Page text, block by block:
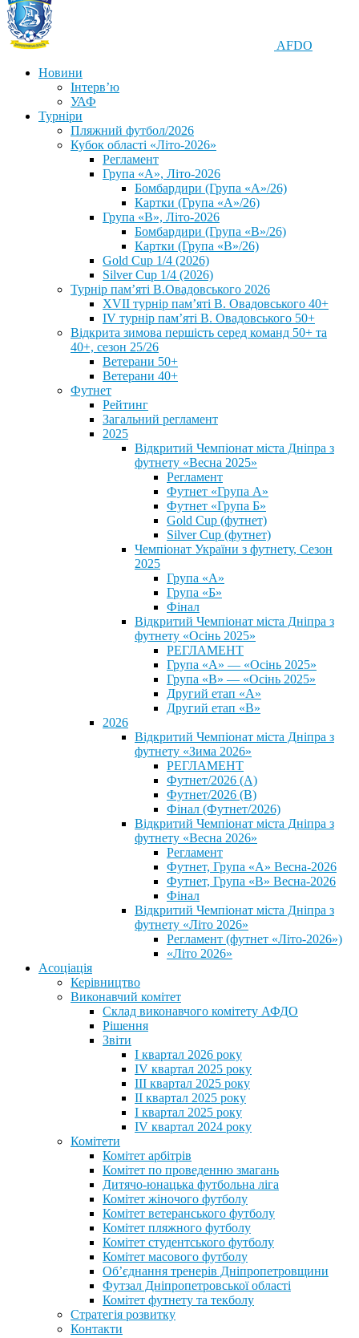
AFDO
Новини
Інтерв’ю
УАФ
Турніри
Пляжний футбол/2026
Кубок області «Літо-2026»
Регламент
Група «А», Літо-2026
Бомбардири (Група «А»/26)
Картки (Група «А»/26)
Група «В», Літо-2026
Бомбардири (Група «В»/26)
Картки (Група «В»/26)
Gold Cup 1/4 (2026)
Silver Cup 1/4 (2026)
Турнір пам’яті В.Овадовського 2026
XVII турнір пам’яті В. Овадовського 40+
IV турнір пам’яті В. Овадовського 50+
Відкрита зимова першість серед команд 50+ та
40+, сезон 25/26
Ветерани 50+
Ветерани 40+
Футнет
Рейтинг
Загальний регламент
2025
Відкритий Чемпіонат міста Дніпра з
футнету «Весна 2025»
Регламент
Футнет «Група А»
Футнет «Група Б»
Gold Cup (футнет)
Silver Cup (футнет)
Чемпіонат України з футнету, Сезон
2025
Група «А»
Група «Б»
Фінал
Відкритий Чемпіонат міста Дніпра з
футнету «Осінь 2025»
РЕГЛАМЕНТ
Група «А» — «Осінь 2025»
Група «В» — «Осінь 2025»
Другий етап «А»
Другий етап «В»
2026
Відкритий Чемпіонат міста Дніпра з
футнету «Зима 2026»
РЕГЛАМЕНТ
Футнет/2026 (А)
Футнет/2026 (В)
Фінал (Футнет/2026)
Відкритий Чемпіонат міста Дніпра з
футнету «Весна 2026»
Регламент
Футнет, Група «А» Весна-2026
Футнет, Група «В» Весна-2026
Фінал
Відкритий Чемпіонат міста Дніпра з
футнету «Літо 2026»
Регламент (футнет «Літо-2026»)
«Літо 2026»
Асоціація
Керівництво
Виконавчий комітет
Склад виконавчого комітету АФДО
Рішення
Звіти
I квартал 2026 року
IV квартал 2025 року
III квартал 2025 року
II квартал 2025 року
I квартал 2025 року
IV квартал 2024 року
Комітети
Комітет арбітрів
Комітет по проведенню змагань
Дитячо-юнацька футбольна ліга
Комітет жіночого футболу
Комітет ветеранського футболу
Комітет пляжного футболу
Комітет студентського футболу
Комітет масового футболу
Обʼєднання тренерів Дніпропетровщини
Футзал Дніпропетровської області
Комітет футнету та текболу
Стратегія розвитку
Контакти